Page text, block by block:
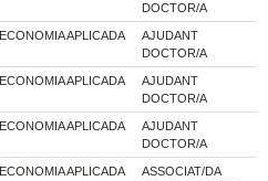
DOCTOR/A
ECONOMIA APLICADA
AJUDANT
DOCTOR/A
ECONOMIA APLICADA
AJUDANT
DOCTOR/A
ECONOMIA APLICADA
AJUDANT
DOCTOR/A
ECONOMIA APLICADA
ASSOCIAT/DA